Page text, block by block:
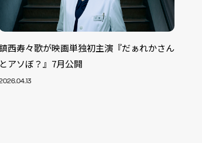
西寿々歌が映画単独初主演『だぁれかさん
とアソぼ？』7月公開